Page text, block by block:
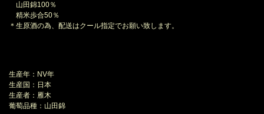
山田錦100％
精米歩合50％
＊生原酒の為、配送はクール指定でお願い致します。
生産年：NV年
生産国：日本
生産者：雁木
葡萄品種：山田錦